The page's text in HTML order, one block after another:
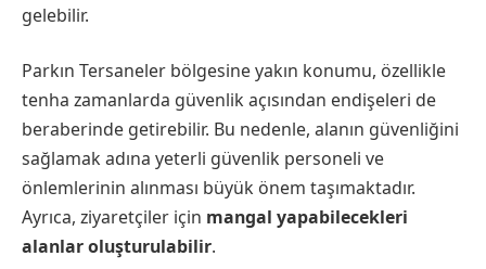
gelebilir.
Parkın Tersaneler bölgesine yakın konumu, özellikle
tenha zamanlarda güvenlik açısından endişeleri de
beraberinde getirebilir. Bu nedenle, alanın güvenliğini
sağlamak adına yeterli güvenlik personeli ve
önlemlerinin alınması büyük önem taşımaktadır.
Ayrıca, ziyaretçiler için mangal yapabilecekleri
alanlar oluşturulabilir.